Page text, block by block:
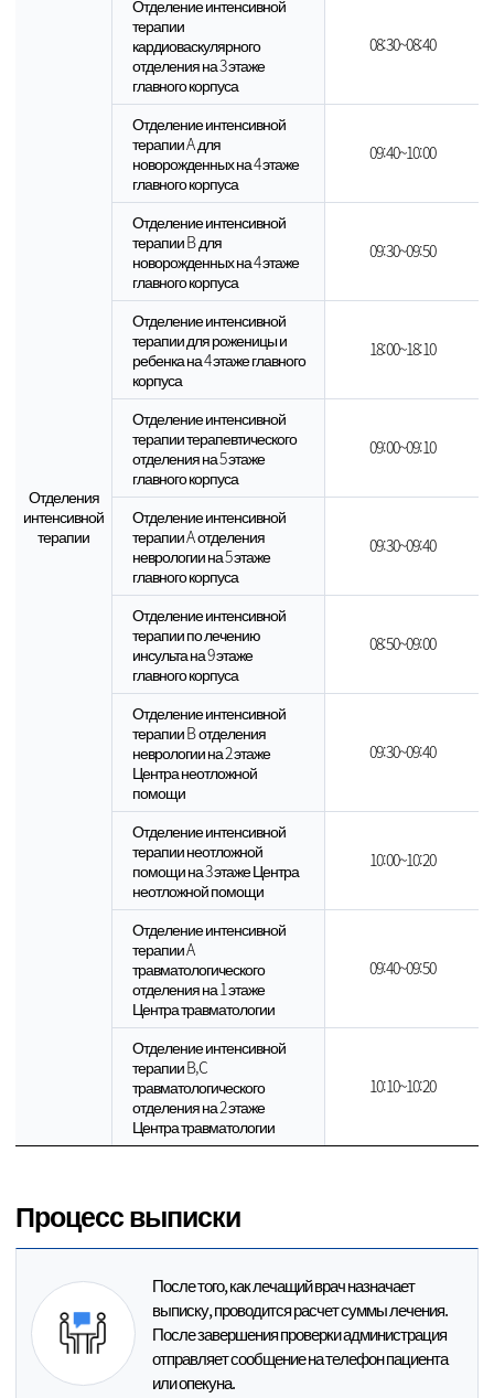
Отделения
интенсивной
терапии
Отделение интенсивной
терапии
кардиоваскулярного
отделения на 3 этаже
главного корпуса
08:30~08:40
Отделение интенсивной
терапии A для
новорожденных на 4 этаже
главного корпуса
09:40~10:00
Отделение интенсивной
терапии B для
новорожденных на 4 этаже
главного корпуса
09:30~09:50
Отделение интенсивной
терапии для роженицы и
ребенка на 4 этаже главного
корпуса
18:00~18:10
Отделение интенсивной
терапии терапевтического
отделения на 5 этаже
главного корпуса
09:00~09:10
Отделение интенсивной
терапии A отделения
неврологии на 5 этаже
главного корпуса
09:30~09:40
Отделение интенсивной
терапии по лечению
инсульта на 9 этаже
главного корпуса
08:50~09:00
Отделение интенсивной
терапии B отделения
неврологии на 2 этаже
Центра неотложной
помощи
09:30~09:40
Отделение интенсивной
терапии неотложной
помощи на 3 этаже Центра
неотложной помощи
10:00~10:20
Отделение интенсивной
терапии A
травматологического
отделения на 1 этаже
Центра травматологии
09:40~09:50
Отделение интенсивной
терапии B,C
травматологического
отделения на 2 этаже
Центра травматологии
10:10~10:20
Процесс выписки
После того, как лечащий врач назначает
выписку, проводится расчетсуммы лечения.
После завершения проверки администрация
отправляет сообщение на телефон пациента
или опекуна.